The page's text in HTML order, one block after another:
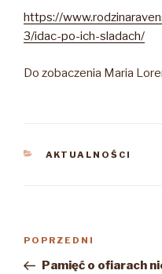
https://
3/idac-po-ich-sladach/
Do zobaczenia Maria
KATEGORIE
AKTUALNOŚCI
Poprzedni
wpis
POPRZEDNI
Pamięć o ofiarach